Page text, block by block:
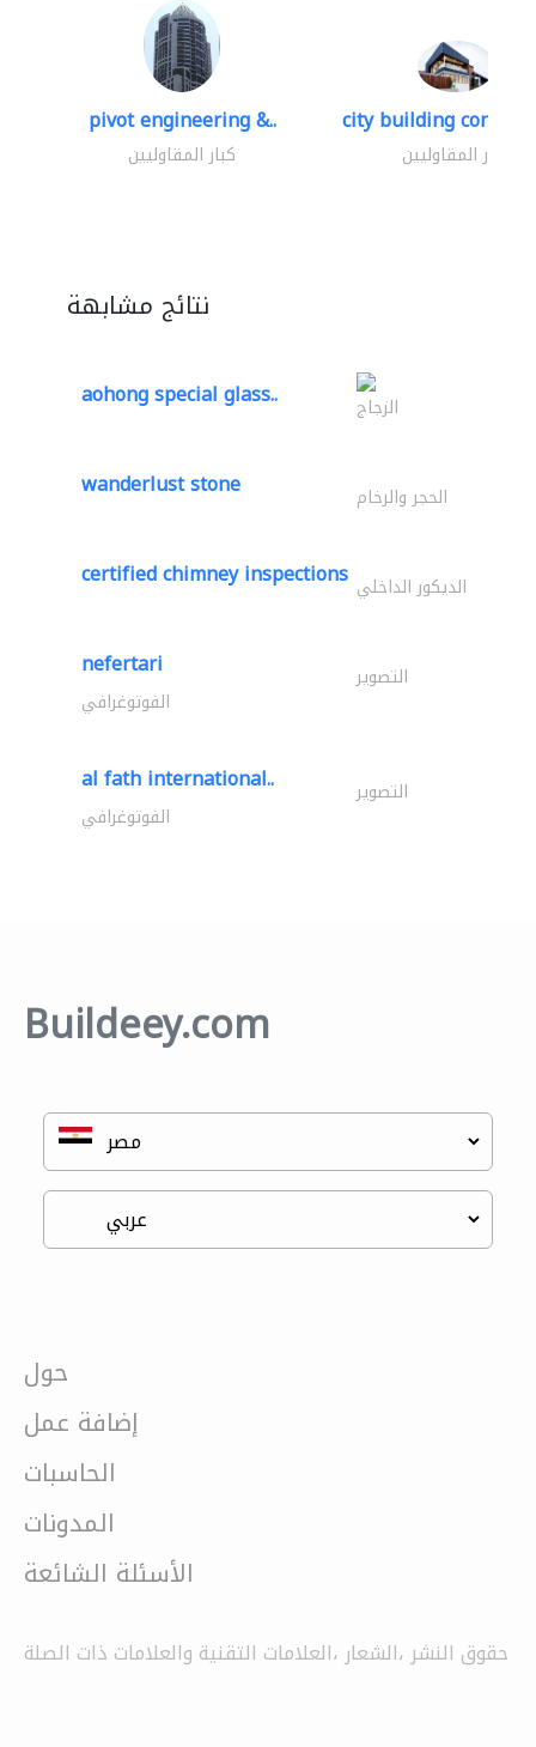
pivot engineering &..
كبار المقاوليين
city building
كبار المقاوليين
نتائج مشابهة
aohong special glass.. الزجاج
wanderlust stone الحجر والرخام
certified chimney inspections الديكور الداخلي
nefertari التصوير
الفوتوغرافي
al fath international.. التصوير
الفوتوغرافي
Buildeey.com
حول
إضافة عمل
الحاسبات
المدونات
الأسئلة الشائعة
حقوق النشر ،الشعار ،العلامات التقنية والعلامات ذات الصلة